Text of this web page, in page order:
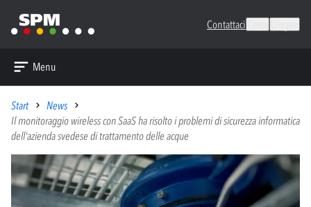
Contattaci
Menu
Start
News
Il monitoraggio wireless con SaaS ha risolto i problemi di sicurezza informatica
dell'azienda svedese di trattamento delle acque